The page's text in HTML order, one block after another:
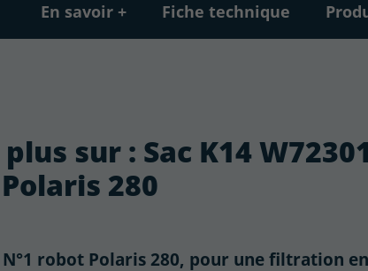
En savoir + Fiche technique
sur : Sac K14
280
N°1 robot Polaris 280, pour une filtration